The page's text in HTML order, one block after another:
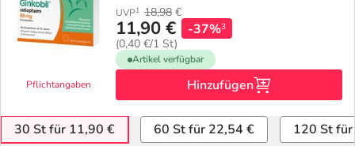
Pflichtangaben
UVP1 18,98 €
11,90 €
(0,40 €/1 St)
-37%3
Artikel verfügbar
Hinzufügen
30 St für 11,90 € 60 St für 22,54 € 120 St